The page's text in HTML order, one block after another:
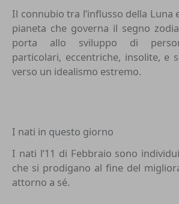
Il connubio tra l’influsso della Luna
pianeta che governa il segno
porta allo sviluppo di
particolari, eccentriche, insolite, e
verso un idealismo estremo.
I nati in questo giorno
I nati l’11 di Febbraio sono
che si prodigano al fine del
attorno a sé.